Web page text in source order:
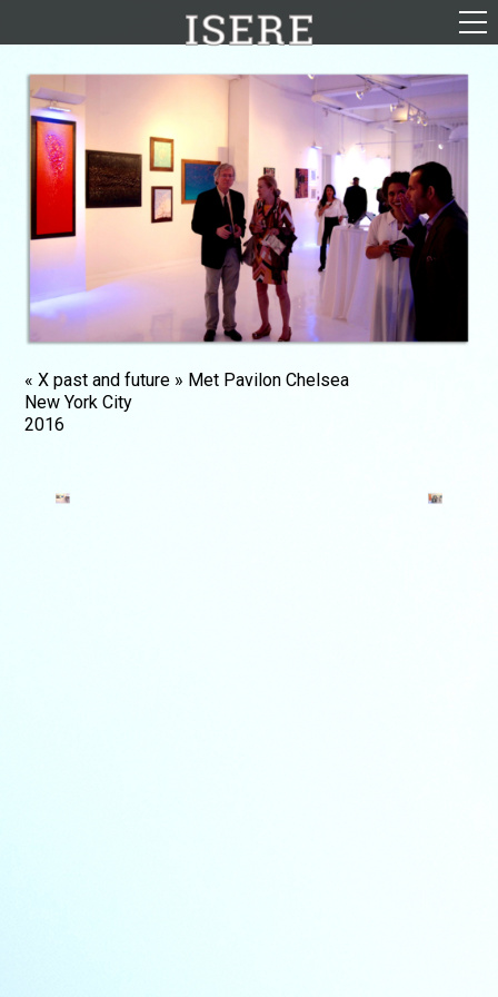
English (US)
Français
Portrait
Parcours
Galerie
Photomontages
Contact
Téléchargements
« X past and future » Met Pavilon Chelsea
New York City
2016